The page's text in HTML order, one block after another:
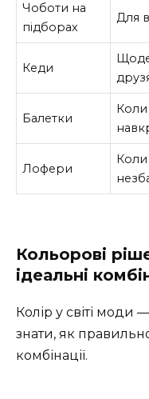
Чоботи на
підборах
Для
Кеди
Балетки
Коли
Лофери
Кольорові
ідеальні
Колір у світі моди
знати, як
комбінації.